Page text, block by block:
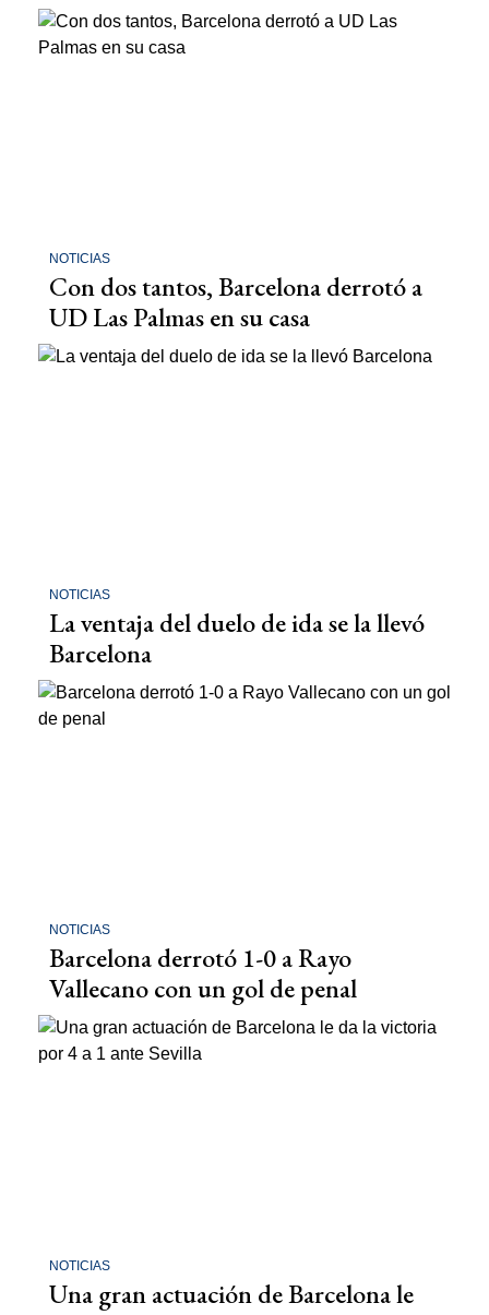
NOTICIAS
Con dos tantos, Barcelona derrotó a
UD Las Palmas en su casa
NOTICIAS
La ventaja del duelo de ida se la llevó
Barcelona
NOTICIAS
Barcelona derrotó 1-0 a Rayo
Vallecano con un gol de penal
NOTICIAS
Una gran actuación de Barcelona le